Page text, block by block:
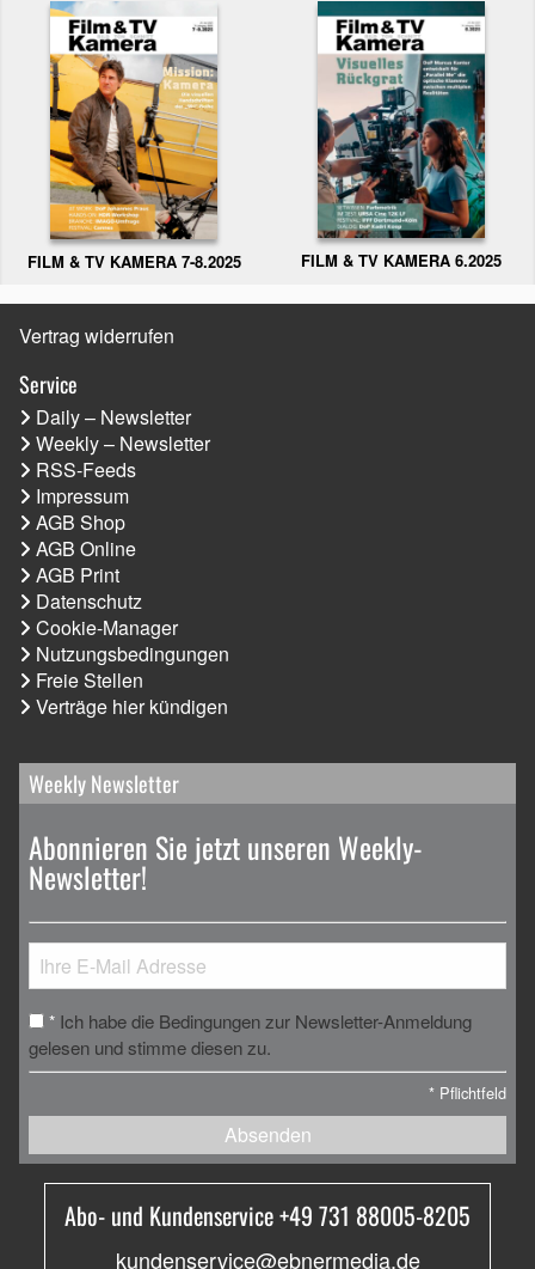
FILM & TV KAMERA 7-8.2025 FILM & TV KAMERA 6.2025
Vertrag widerrufen
Service
Daily – Newsletter
Weekly – Newsletter
RSS-Feeds
Impressum
AGB Shop
AGB Online
AGB Print
Datenschutz
Cookie-Manager
Nutzungsbedingungen
Freie Stellen
Verträge hier kündigen
Weekly Newsletter
Abonnieren Sie jetzt unseren Weekly-
Newsletter!
* Ich habe die Bedingungen zur Newsletter-Anmeldung
gelesen und stimme diesen zu.
* Pflichtfeld
Absenden
Abo- und Kundenservice +49 731 88005-8205
kundenservice@ebnermedia.de